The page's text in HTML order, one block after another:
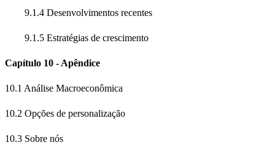
9.1.4 Desenvolvimentos recentes
9.1.5 Estratégias de crescimento
Capítulo 10 - Apêndice
10.1 Análise Macroeconômica
10.2 Opções de personalização
10.3 Sobre nós